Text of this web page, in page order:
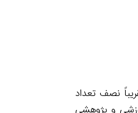
این ردیف‌ها ۴۸۳ عدد است. این رقم تقریباً نصف تعداد